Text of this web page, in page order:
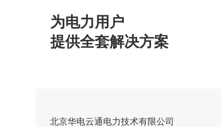
为电力用户
提供全套解决方案
北京华电云通电力技术有限公司